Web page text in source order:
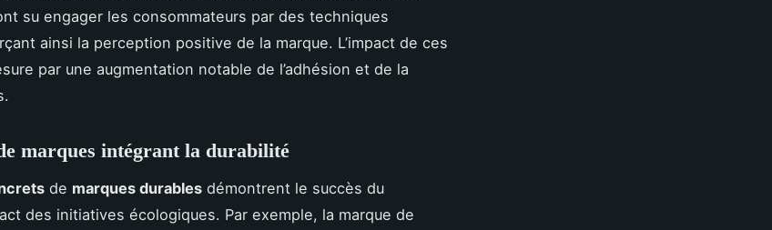
su engager les consommateurs par des techniques
ainsi la perception positive de la marque. L’impact de ces
par une augmentation notable de l’adhésion et de la
marques intégrant la durabilité
de marques durables démontrent le succès du
des initiatives écologiques. Par exemple, la marque de